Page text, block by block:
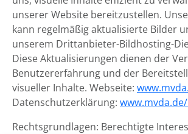
unserer Website bereitzustellen.
kann regelmäßig aktualisierte Bilder
unserem Drittanbieter-Bildhosting-
Diese Aktualisierungen dienen der
Benutzererfahrung und der
visueller Inhalte. Webseite:
Datenschutzerklärung:
Rechtsgrundlagen: Berechtigte